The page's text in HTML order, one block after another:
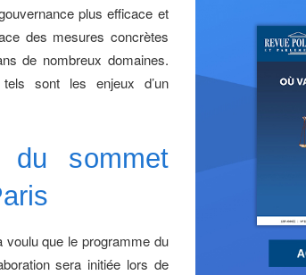
plus efficace et
des mesures concrètes
de nombreux domaines.
sont les enjeux d’un
sommet
voulu que le programme du
sera initiée lors de